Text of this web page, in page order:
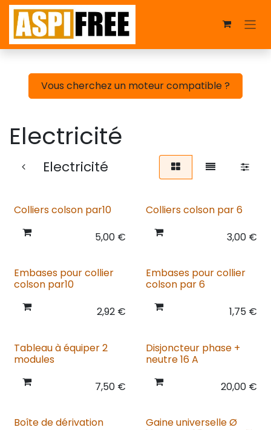
Se rendre au contenu
Vous cherchez un moteur compatible ?
Electricité
Electricité
Colliers colson par10
5,00€
Colliers colson par 6
3,00 €
Embases pour collier
colson par10
2,92€
Embases pour collier
colson par 6
1,75 €
Tableau à équiper 2
modules
7,50€
Disjoncteur phase +
neutre 16 A
20,00 €
Boîte de dérivation
Gaine universelle Ø